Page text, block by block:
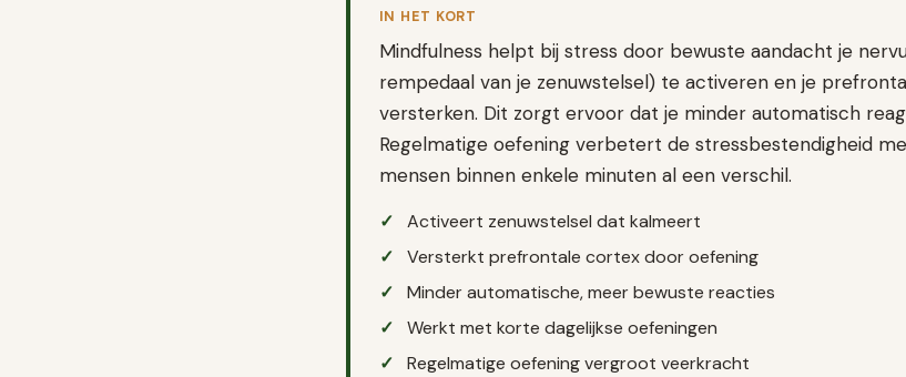
IN HET KORT
Mindfulness helpt bij stress door bewuste aandacht je
rempedaal van je zenuwstelsel) te activeren en je
versterken. Dit zorgt ervoor dat je minder automatisch
Regelmatige oefening verbetert de stressbestendigheid
mensen binnen enkele minuten al een verschil.
Activeert zenuwstelsel dat kalmeert
Versterkt prefrontale cortex door oefening
Minder automatische, meer bewuste reacties
Werkt met korte dagelijkse oefeningen
Regelmatige oefening vergroot veerkracht